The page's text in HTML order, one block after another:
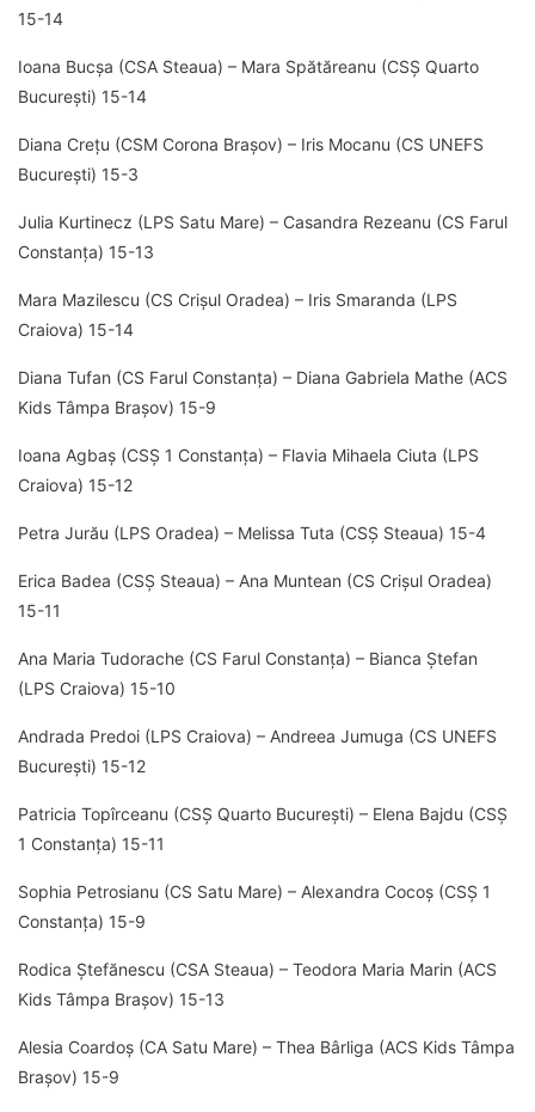
15-14
Ioana Bucșa (CSA Steaua) – Mara Spătăreanu (CSȘ Quarto
București) 15-14
Diana Crețu (CSM Corona Brașov) – Iris Mocanu (CS UNEFS
București) 15-3
Julia Kurtinecz (LPS Satu Mare) – Casandra Rezeanu (CS Farul
Constanța) 15-13
Mara Mazilescu (CS Crișul Oradea) – Iris Smaranda (LPS
Craiova) 15-14
Diana Tufan (CS Farul Constanța) – Diana Gabriela Mathe (ACS
Kids Tâmpa Brașov) 15-9
Ioana Agbaș (CSȘ 1 Constanța) – Flavia Mihaela Ciuta (LPS
Craiova) 15-12
Petra Jurău (LPS Oradea) – Melissa Tuta (CSȘ Steaua) 15-4
Erica Badea (CSȘ Steaua) – Ana Muntean (CS Crișul Oradea)
15-11
Ana Maria Tudorache (CS Farul Constanța) – Bianca Ștefan
(LPS Craiova) 15-10
Andrada Predoi (LPS Craiova) – Andreea Jumuga (CS UNEFS
București) 15-12
Patricia Topîrceanu (CSȘ Quarto București) – Elena Bajdu (CSȘ
1 Constanța) 15-11
Sophia Petrosianu (CS Satu Mare) – Alexandra Cocoș (CSȘ 1
Constanța) 15-9
Rodica Ștefănescu (CSA Steaua) – Teodora Maria Marin (ACS
Kids Tâmpa Brașov) 15-13
Alesia Coardoș (CA Satu Mare) – Thea Bârliga (ACS Kids Tâmpa
Brașov) 15-9